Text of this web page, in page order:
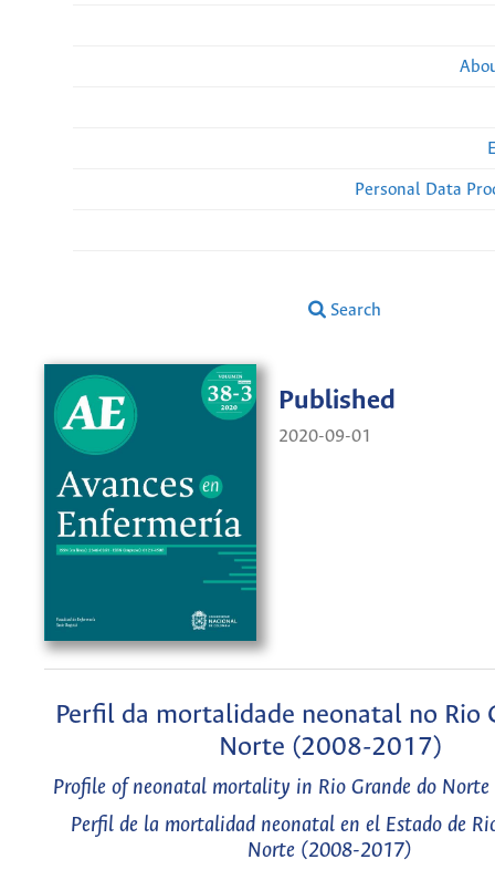
Personal Data
Search
Published
2020-09-01
Perfil da mortalidade neonatal no Rio
Norte (2008-2017)
Profile of neonatal mortality in Rio Grande do
Perfil de la mortalidad neonatal en el Estado de
Norte (2008-2017)